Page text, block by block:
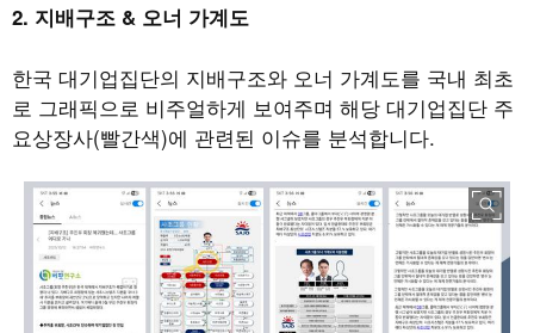
2. 지배구조 & 오너 가계도
한국 대기업집단의 지배구조와 오너 가계도를 국내 최초
로 그래픽으로 비주얼하게 보여주며 해당 대기업집단 주
요상장사(빨간색)에 관련된 이슈를 분석합니다.